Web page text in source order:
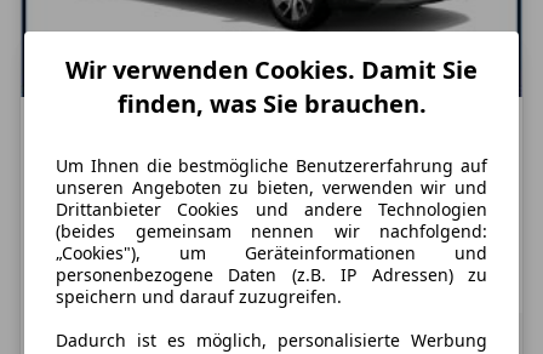
Dacia Sandero Stepway
Expression Eco-G 120 Automatik ☄️GEWERBE-DEALS☄️
Treibstoff
Autogas (LPG)
Leistung
122 PS
Zustand
Neu
ab142,30 € 119,58 €exkl. MwSt.
Wir verwenden Cookies. Damit Sie
finden, was Sie brauchen.
Um Ihnen die bestmögliche Benutzererfahrung auf
unseren Angeboten zu bieten, verwenden wir und
Drittanbieter Cookies und andere Technologien
(beides gemeinsam nennen wir nachfolgend:
„Cookies"), um Geräteinformationen und
personenbezogene Daten (z.B. IP Adressen) zu
speichern und darauf zuzugreifen.
Dadurch ist es möglich, personalisierte Werbung